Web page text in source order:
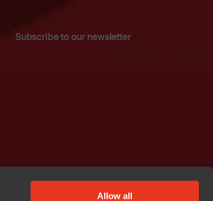
Allow all
Subscribe to our newsletter